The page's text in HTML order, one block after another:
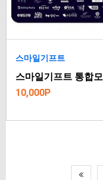
스마일기프트
10,000P